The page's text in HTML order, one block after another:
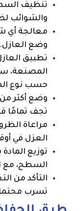
تنظيف
والشوائب
معالجة أي
وضع العازل.
تطبيق
المصنعة،
حسب نوع
وضع أكثر
تجف تمامًا
مراعاة
العزل في
توزيع
السطح، مع
التأكد من
تسرب